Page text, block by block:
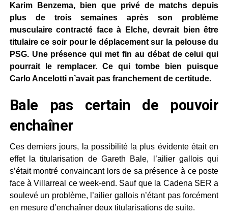
Karim Benzema, bien que privé de matchs depuis
plus de trois semaines après son problème
musculaire contracté face à Elche, devrait bien être
titulaire ce soir pour le déplacement sur la pelouse du
PSG. Une présence qui met fin au débat de celui qui
pourrait le remplacer. Ce qui tombe bien puisque
Carlo Ancelotti n’avait pas franchement de certitude.
Bale pas certain de pouvoir
enchaîner
Ces derniers jours, la possibilité la plus évidente était en
effet la titularisation de Gareth Bale, l’ailier gallois qui
s’était montré convaincant lors de sa présence à ce poste
face à Villarreal ce week-end. Sauf que la Cadena SER a
soulevé un problème, l’ailier gallois n’étant pas forcément
en mesure d’enchaîner deux titularisations de suite.